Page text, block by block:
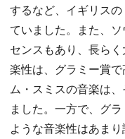
するなど、イギリス
ていました。また、
センスもあり、長ら
楽性は、グラミー賞
ム・スミスの音楽は
ました。一方で、グ
ような音楽性はあま